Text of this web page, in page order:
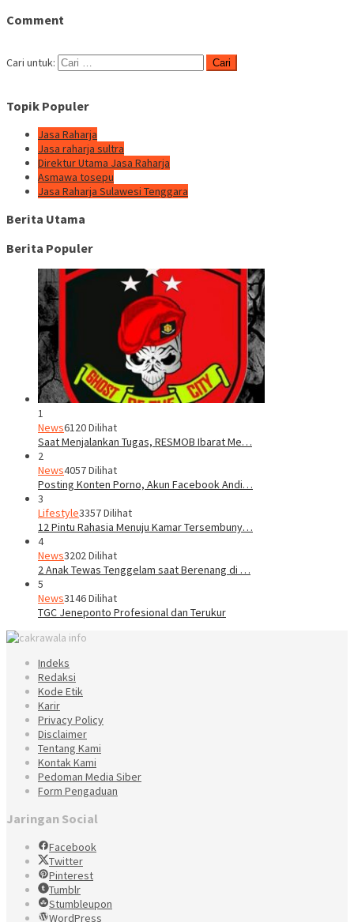
Comment
Cari untuk:
Topik Populer
Jasa Raharja
Jasa raharja sultra
Direktur Utama Jasa Raharja
Asmawa tosepu
Jasa Raharja Sulawesi Tenggara
Berita Utama
Berita Populer
1
News6120 Dilihat
Saat Menjalankan Tugas, RESMOB Ibarat Me…
2
News4057 Dilihat
Posting Konten Porno, Akun Facebook Andi…
3
Lifestyle3357 Dilihat
12 Pintu Rahasia Menuju Kamar Tersembuny…
4
News3202 Dilihat
2 Anak Tewas Tenggelam saat Berenang di …
5
News3146 Dilihat
TGC Jeneponto Profesional dan Terukur
Indeks
Redaksi
Kode Etik
Karir
Privacy Policy
Disclaimer
Tentang Kami
Kontak Kami
Pedoman Media Siber
Form Pengaduan
Jaringan Social
Facebook
Twitter
Pinterest
Tumblr
Stumbleupon
WordPress